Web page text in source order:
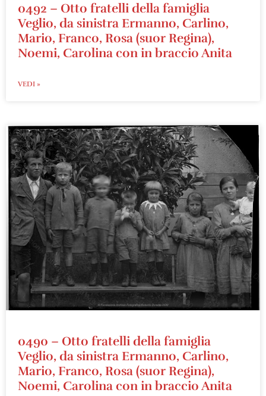
0492 – Otto fratelli della famiglia
Veglio, da sinistra Ermanno, Carlino,
Mario, Franco, Rosa (suor Regina),
Noemi, Carolina con in braccio Anita
VEDI »
0490 – Otto fratelli della famiglia
Veglio, da sinistra Ermanno, Carlino,
Mario, Franco, Rosa (suor Regina),
Noemi, Carolina con in braccio Anita